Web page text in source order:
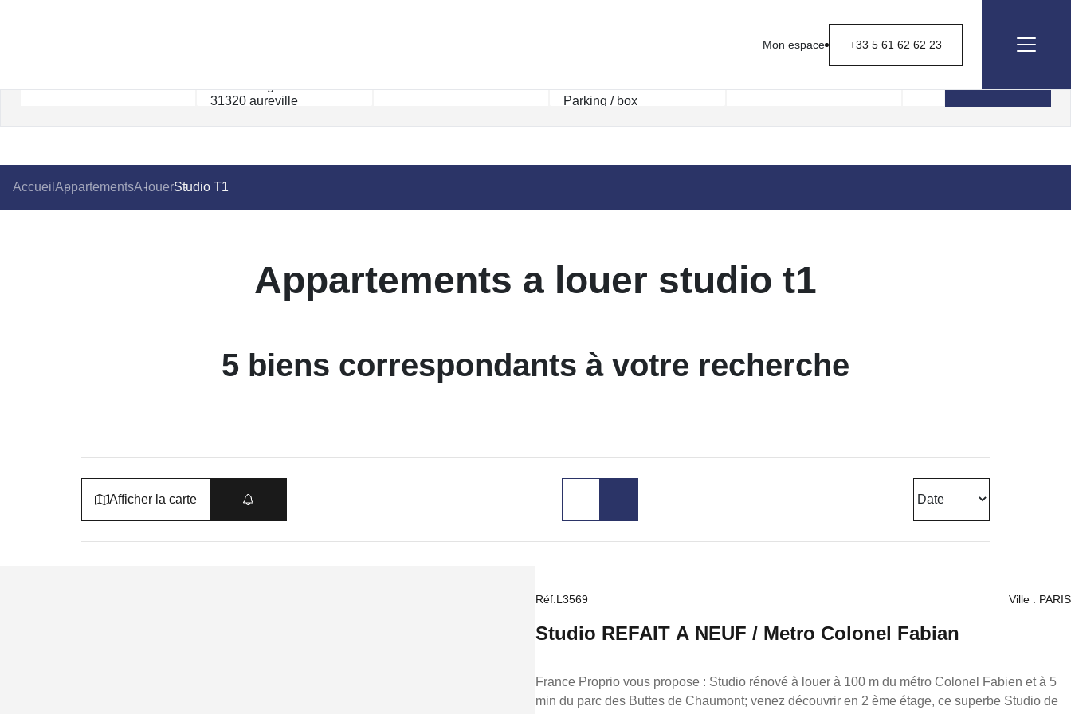
Mon espace +33 5 61 62 62 23
Accueil AppartementsA louerStudio T1
Appartements a louer studio t1
5 biens correspondants à votre recherche
Afficher la carte
Réf.L3569 Ville : PARIS
Studio REFAIT A NEUF / Metro Colonel Fabian
France Proprio vous propose : Studio rénové à louer à 100 m du métro Colonel Fabien et à 5
min du parc des Buttes de Chaumont; venez découvrir en 2 ème étage, ce superbe Studio de